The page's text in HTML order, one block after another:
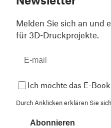
Melden Sie sich an und
für 3D-Druckprojekte.
Ich möchte das E-
Durch Anklicken erklären Sie
Abonnieren